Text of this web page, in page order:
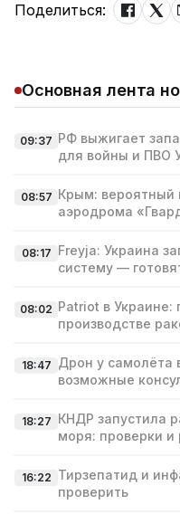
Поделиться:
Основная лента
09:37 РФ выжигает
для войны и ПВО
08:57 Крым: вероятный
аэродрома
08:17 Freyja: Украина
систему —
08:02 Patriot в Украине:
производстве
18:47 Дрон у самолёта
возможные
18:27 КНДР запустила
моря: проверки и
16:22 Тирзепатид и
проверить